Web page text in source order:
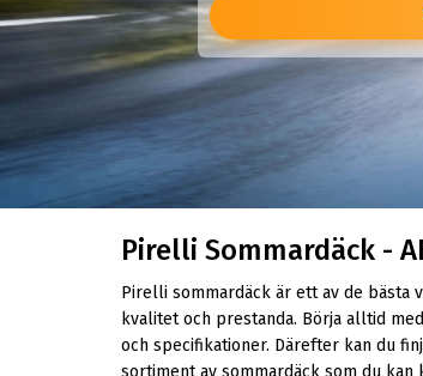
Pirelli Sommardäck -
Pirelli sommardäck är ett av de bästa
kvalitet och prestanda. Börja alltid
och specifikationer. Därefter kan du
sortiment av sommardäck som du